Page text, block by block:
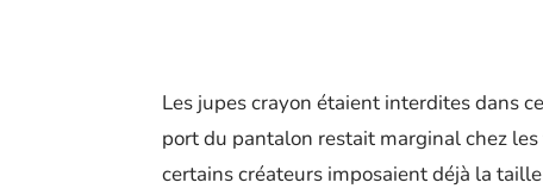
Les jupes crayon étaient interdites dans
port du pantalon restait marginal chez
certains créateurs imposaient déjà la